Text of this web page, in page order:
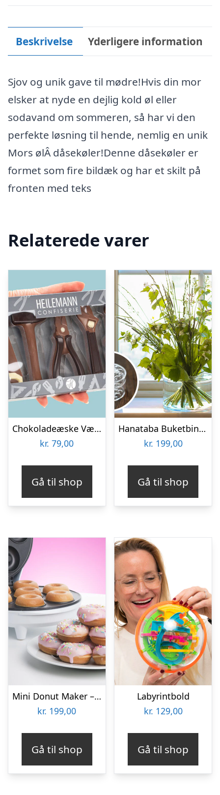
Beskrivelse Yderligere information
Sjov og unik gave til mødre!Hvis din mor
elsker at nyde en dejlig kold øl eller
sodavand om sommeren, så har vi den
perfekte løsning til hende, nemlig en unik
Mors ølÂ dåsekøler!Denne dåsekøler er
formet som fire bildæk og har et skilt på
fronten med teks
Relaterede varer
Chokoladeæske Værktøj
kr. 79,00
Gå til shop
Hanataba Buketbinder
kr. 199,00
Gå til shop
Mini Donut Maker – KitchPro
kr. 199,00
Gå til shop
Labyrintbold
kr. 129,00
Gå til shop